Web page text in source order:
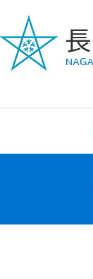
ジ
で
ュ
ば